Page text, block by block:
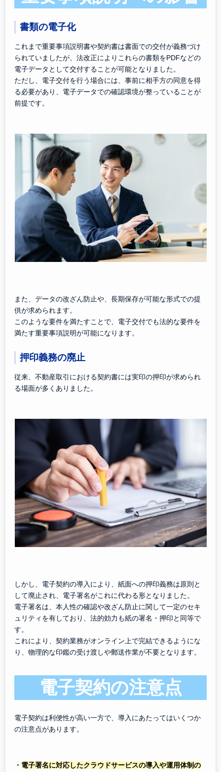
書類の電子化
これまで重要事項説明書や契約書は書面での交付が義務づけ
られていましたが、法改正によりこれらの書類をPDFなどの
電子データとして交付することが可能となりました。
ただし、電子交付を行う場合には、事前に相手方の同意を得
る必要があり、電子データでの確認環境が整っていることが
前提です。
また、データの改ざん防止や、長期保存が可能な形式での提
供が求められます。
このような要件を満たすことで、電子交付でも法的な要件を
満たす重要事項説明が可能になります。
押印義務の廃止
従来、不動産取引における契約書には実印の押印が求められ
る場面が多くありました。
しかし、電子契約の導入により、紙面への押印義務は原則と
して廃止され、電子署名がこれに代わる形となりました。
電子署名は、本人性の確認や改ざん防止に関して一定のセキ
ュリティを有しており、法的効力も紙の署名・押印と同等で
す。
これにより、契約業務がオンライン上で完結できるようにな
り、物理的な印鑑の受け渡しや郵送作業が不要となります。
電子契約の注意点
電子契約は利便性が高い一方で、導入にあたってはいくつか
の注意点があります。
・ 電子署名に対応したクラウドサービスの導入や運用体制の